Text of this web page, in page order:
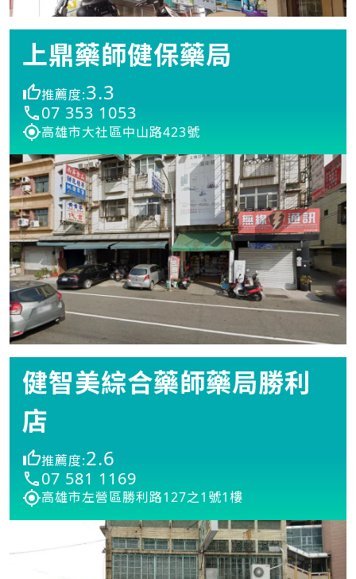
上鼎藥師健保藥局
推薦度:3.3
07 353 1053
高雄市大社區中山路423號
健智美綜合藥師藥局勝利
店
推薦度:2.6
07 581 1169
高雄市左營區勝利路127之1號1樓